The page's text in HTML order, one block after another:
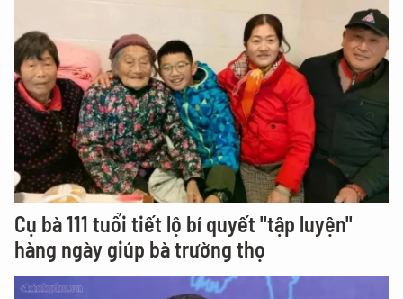
Cụ bà 111 tuổi tiết lộ bí quyết "tập luyện"
hàng ngày giúp bà trường thọ